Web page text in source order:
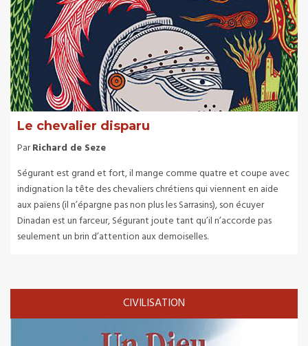
Le chevalier disparu
ParRichard de Seze
Ségurant est grand et fort, il mange comme quatre et coupe avec
indignation la tête des chevaliers chrétiens qui viennent en aide
aux païens (il n’épargne pas non plus les Sarrasins), son écuyer
Dinadan est un farceur, Ségurant joute tant qu’il n’accorde pas
seulement un brin d’attention aux demoiselles.
CIVILISATION